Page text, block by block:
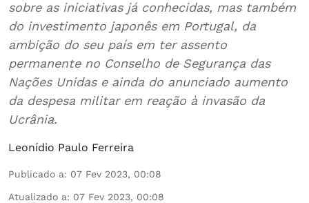
sobre as iniciativas já conhecidas, mas também
do investimento japonês em Portugal, da
ambição do seu país em ter assento
permanente no Conselho de Segurança das
Nações Unidas e ainda do anunciado aumento
da despesa militar em reação à invasão da
Ucrânia.
Leonídio Paulo Ferreira
Publicado a: 07 Fev 2023, 00:08
Atualizado a: 07 Fev 2023, 00:08